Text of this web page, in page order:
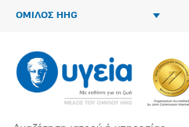
ΟΜΙΛΟΣ HHG